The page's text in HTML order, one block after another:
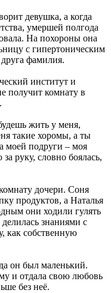
девушка, а когда
умершей полгода
На похороны она
с гипертоническим
фамилия.
институт и
получит комнату в
жить у меня,
такие хоромы, а ты
моей подруги – моя
руку, словно боялась,
дочери. Соня
продуктов, а Наталья
они ходили гулять
знаниями с
как собственную
он был маленький.
и отдала свою любовь
без неё.